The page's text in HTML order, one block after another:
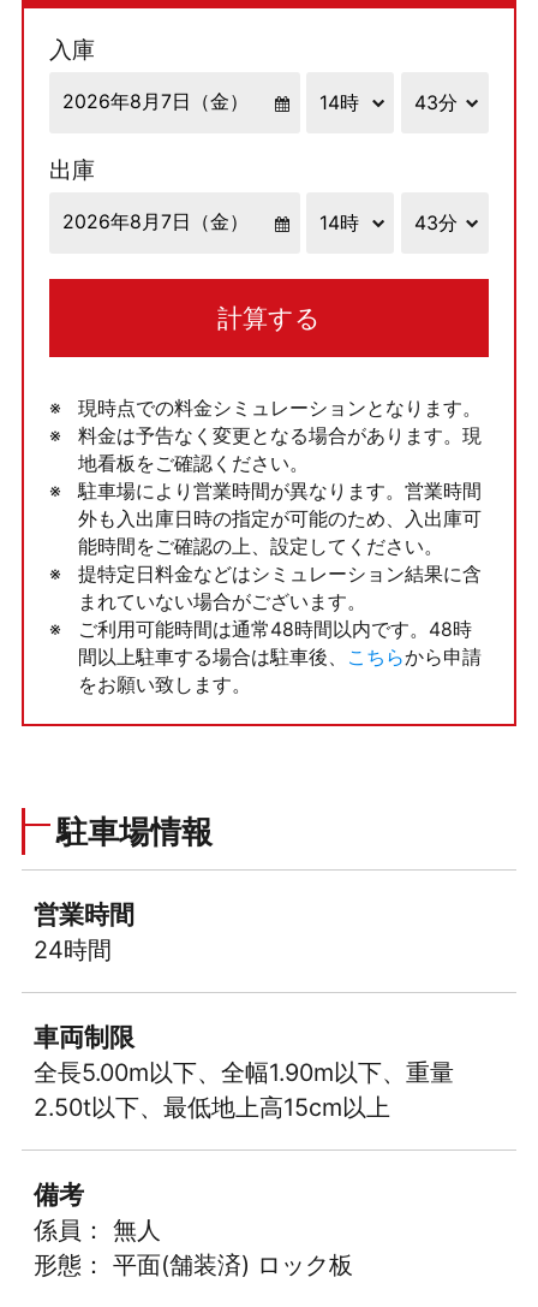
入庫
出庫
計算する
現時点での料金シミュレーションとなります。
料金は予告なく変更となる場合があります。現
地看板をご確認ください。
駐車場により営業時間が異なります。営業時間
外も入出庫日時の指定が可能のため、入出庫可
能時間をご確認の上、設定してください。
提特定日料金などはシミュレーション結果に含
まれていない場合がございます。
ご利用可能時間は通常48時間以内です。48時
間以上駐車する場合は駐車後、
こちらから申請
をお願い致します。
駐車場情報
営業時間
24時間
車両制限
全長5.00m以下、全幅1.90m以下、重量
2.50t以下、最低地上高15cm以上
備考
係員： 無人
形態： 平面(舗装済) ロック板